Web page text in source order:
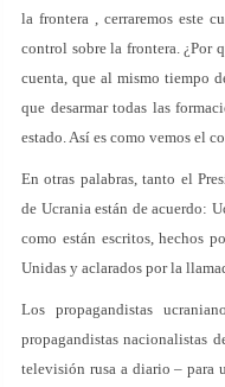
la frontera , cerraremos este
control sobre la frontera. ¿Por
cuenta, que al mismo tiempo
que desarmar todas las
estado. Así es como vemos el
En otras palabras, tanto el
de Ucrania están de acuerdo:
como están escritos, hechos
Unidas y aclarados por la
Los propagandistas
propagandistas nacionalistas
televisión rusa a diario – para